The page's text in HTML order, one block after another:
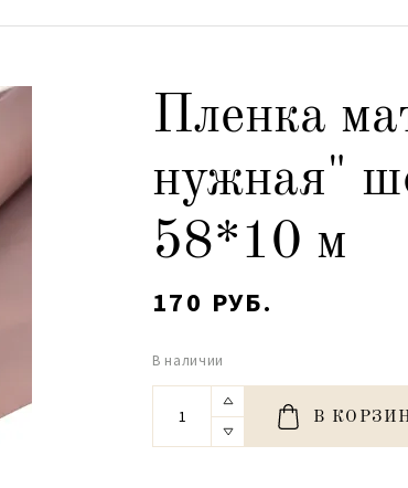
Пленка
нужная"
58*10 м
170 РУБ.
В наличии
В